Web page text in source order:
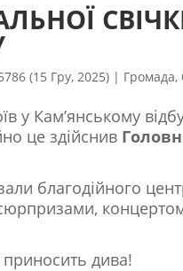
(15 Гру, 2025)| Громада,
у Кам’янському
це здійснив
благодійного
приносить дива!